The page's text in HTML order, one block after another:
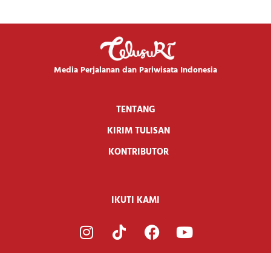
Media Perjalanan dan Pariwisata Indonesia
TENTANG
KIRIM TULISAN
KONTRIBUTOR
IKUTI KAMI